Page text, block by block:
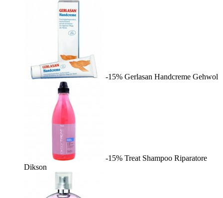
-15% Gerlasan Handcreme Gehwol
-15% Treat Shampoo Riparatore
Dikson